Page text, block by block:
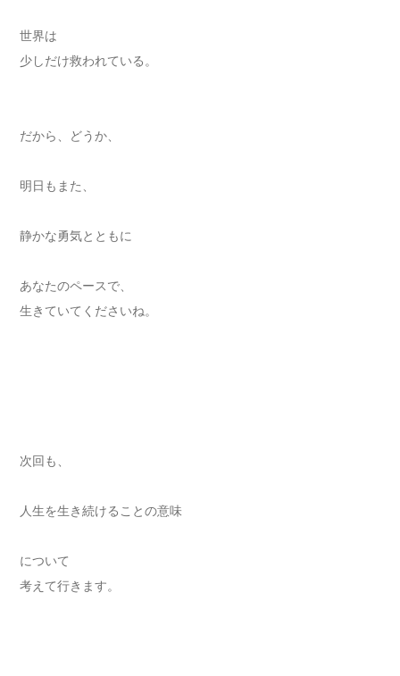
世界は
少しだけ救われている。
だから、どうか、
明日もまた、
静かな勇気とともに
あなたのペースで、
生きていてくださいね。
次回も、
人生を生き続けることの意味
について
考えて行きます。